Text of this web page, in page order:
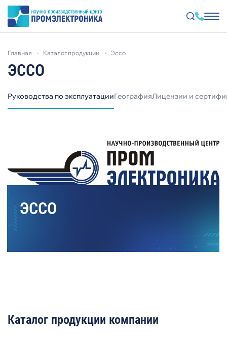
основному
главная каталог продукции эссо
ЭССО
Руководства по эксплуатацииГеографияЛицензии и
ЭССО
Каталог продукции компании